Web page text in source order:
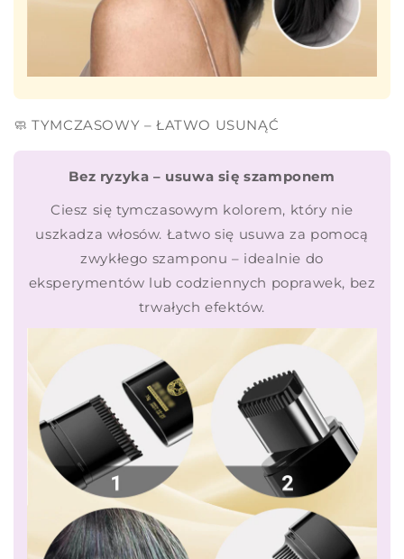
🧼 TYMCZASOWY – ŁATWO USUNĄĆ
Bez ryzyka – usuwa się szamponem
Ciesz się tymczasowym kolorem, który nie
uszkadza włosów. Łatwo się usuwa za pomocą
zwykłego szamponu – idealnie do
eksperymentów lub codziennych poprawek, bez
trwałych efektów.